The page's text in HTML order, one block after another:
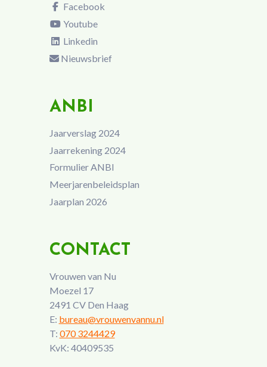
Facebook
Youtube
Linkedin
Nieuwsbrief
ANBI
Jaarverslag 2024
Jaarrekening 2024
Formulier ANBI
Meerjarenbeleidsplan
Jaarplan 2026
CONTACT
Vrouwen van Nu
Moezel 17
2491 CV Den Haag
E: bureau@vrouwenvannu.nl
T: 070 3244429
KvK: 40409535